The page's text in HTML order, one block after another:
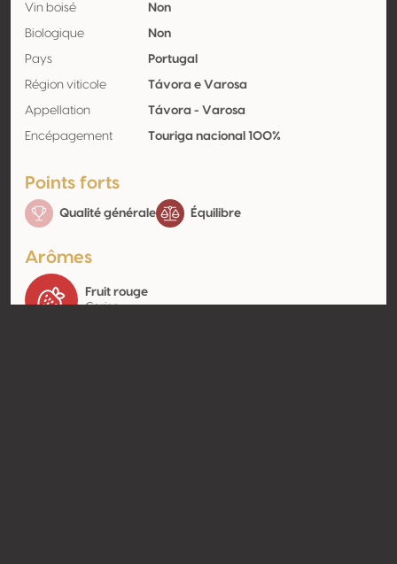
Vin boisé Non
Biologique Non
Pays Portugal
Région viticole Távora e Varosa
Appellation Távora - Varosa
Encépagement Touriga nacional 100%
Points forts
Qualité générale Équilibre
Arômes
Fruit rouge
Cerise